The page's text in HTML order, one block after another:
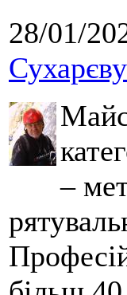
28/01/
–